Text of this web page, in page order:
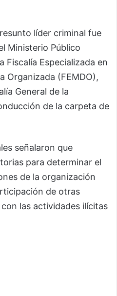
líder criminal fue
Ministerio Público
Fiscalía Especializada en
Organizada (FEMDO),
General de la
de la carpeta de
señalaron que
para determinar el
de la organización
de otras
las actividades ilícitas